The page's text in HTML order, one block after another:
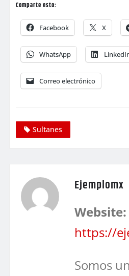
Comparte esto:
Facebook X
WhatsApp
Correo electrónico
Sultanes
Ejemplomx
Website:
https://
Somos